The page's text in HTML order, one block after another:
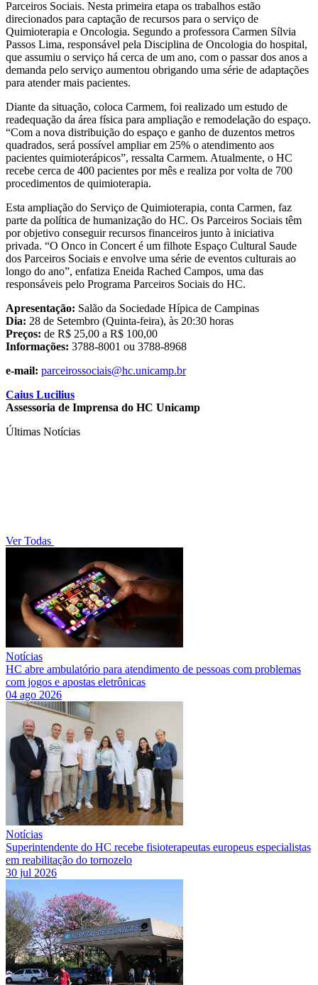
Parceiros Sociais. Nesta primeira etapa os trabalhos estão
direcionados para captação de recursos para o serviço de
Quimioterapia e Oncologia. Segundo a professora Carmen Sílvia
Passos Lima, responsável pela Disciplina de Oncologia do hospital,
que assumiu o serviço há cerca de um ano, com o passar dos anos a
demanda pelo serviço aumentou obrigando uma série de adaptações
para atender mais pacientes.
Diante da situação, coloca Carmem, foi realizado um estudo de
readequação da área física para ampliação e remodelação do espaço.
“Com a nova distribuição do espaço e ganho de duzentos metros
quadrados, será possível ampliar em 25% o atendimento aos
pacientes quimioterápicos”, ressalta Carmem. Atualmente, o HC
recebe cerca de 400 pacientes por mês e realiza por volta de 700
procedimentos de quimioterapia.
Esta ampliação do Serviço de Quimioterapia, conta Carmen, faz
parte da política de humanização do HC. Os Parceiros Sociais têm
por objetivo conseguir recursos financeiros junto à iniciativa
privada. “O Onco in Concert é um filhote Espaço Cultural Saude
dos Parceiros Sociais e envolve uma série de eventos culturais ao
longo do ano”, enfatiza Eneida Rached Campos, uma das
responsáveis pelo Programa Parceiros Sociais do HC.
Apresentação: Salão da Sociedade Hípica de Campinas
Dia: 28 de Setembro (Quinta-feira), às 20:30 horas
Preços: de R$ 25,00 a R$ 100,00
Informações: 3788-8001 ou 3788-8968
e-mail: parceirossociais@hc.unicamp.br
Caius Lucilius
Assessoria de Imprensa do HC Unicamp
Últimas Notícias
Ver Todas
Notícias
HC abre ambulatório para atendimento de pessoas com problemas
com jogos e apostas eletrônicas
04 ago 2026
Notícias
Superintendente do HC recebe fisioterapeutas europeus especialistas
em reabilitação do tornozelo
30 jul 2026